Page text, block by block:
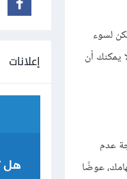
لسوء
يمكنك أن
عدم
عوضًا
إعلانات